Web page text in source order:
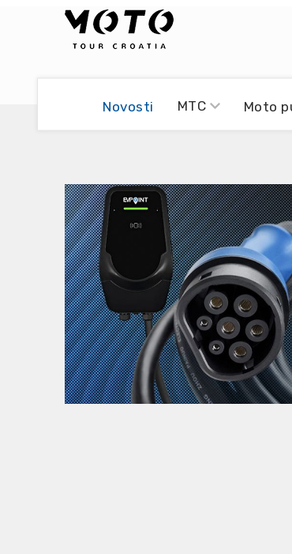
Novosti MTC Moto
Moto servisi
Impressum
Damir Pritišanac - Prile
Dario Dinter - Moto TOZ
Igor Kreč - UmPaDrum
Igor Kukec Brmbi
Slaven Gajdek
MTC - Moto Tour Croatia
Moto putopisi
Vikend vožnje
Zanimljivost